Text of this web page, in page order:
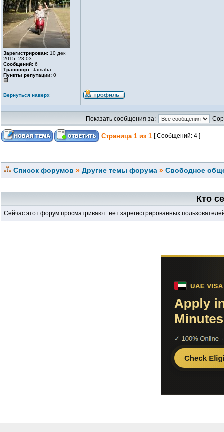
Зарегистрирован: 10 дек
2015, 23:03
Сообщений: 6
Транспорт: Jamaha
Пункты репутации: 0
Вернуться наверх
Показать сообщения за:
Страница 1 из 1 [ Сообщений: 4 ]
Список форумов » Другие темы форума » Свободное
Кто
Сейчас этот форум просматривают: нет зарегистрированных